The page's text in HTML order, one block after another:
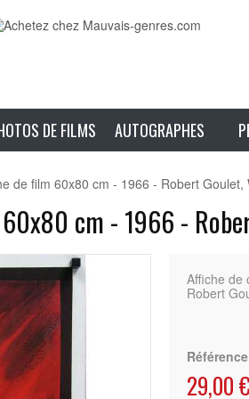
DE FILMS AUTOGRAPHES
de film 60x80 cm - 1966 - Robert Goulet,
60x80 cm - 1966 -
Affiche de
Robert
Référence
29,00 €